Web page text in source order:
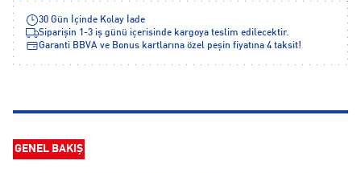
30 Gün İçinde Kolay İade
Siparişin 1-3 iş günü içerisinde kargoya teslim edilecektir.
Garanti BBVA ve Bonus kartlarına özel peşin fiyatına 4 taksit!
GENEL BAKIŞ